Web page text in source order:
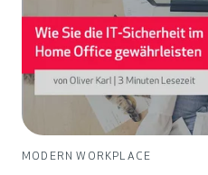
MODERN WORKPLACE